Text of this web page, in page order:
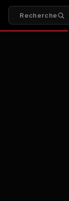
Recherche